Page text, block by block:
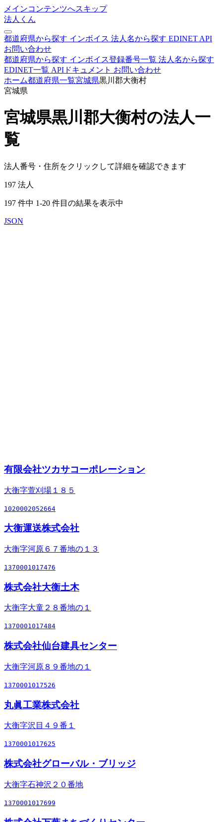
メインコンテンツへスキップ
法人くん
都道府県から探す インボイス 法人名から探す EDINET API
お問い合わせ
都道府県から探す インボイス登録番号一覧 法人名から探す
EDINET一覧 APIドキュメント お問い合わせ
ホーム都道府県一覧宮城県黒川郡大衡村
宮城県
宮城県黒川郡大衡村の法人一
覧
法人番号・住所をクリックして詳細を確認できます
197 法人
197 件中 1-20 件目の結果を表示中
JSON
有限会社ツカサコーポレーション
大衡字萱刈場１８５
1020002052664
大衡運送株式会社
大衡字河原６７番地の１３
1370001017476
株式会社大衡土木
大衡字大童２８番地の１
1370001017484
株式会社仙台建具センター
大衡字河原８９番地の１
1370001017526
丸眞工業株式会社
大衡字沢目４９番１
1370001017625
株式会社グローバル・ブリッジ
大衡字石神沢２０番地
1370001017699